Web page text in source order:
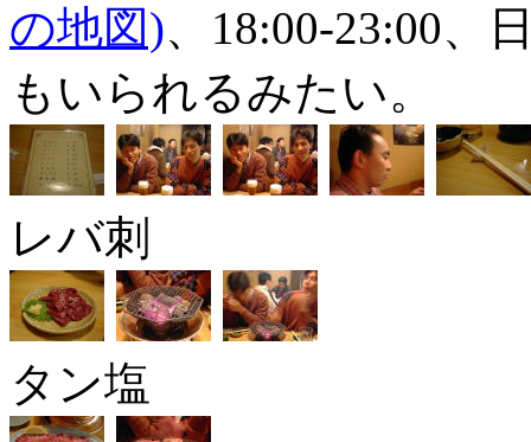
の地図)、18:00-23:00、
もいられるみたい。
レバ刺
タン塩